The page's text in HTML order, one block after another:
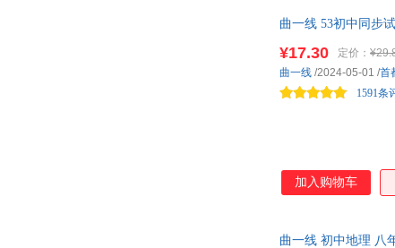
曲一线 53初中同步
¥17.30 定价：
1591条
曲一线 /2024-05-01 /首
加入购物车
曲一线 初中地理 八